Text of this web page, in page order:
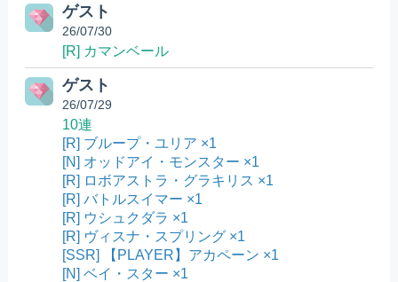
ゲスト
26/07/30
[R] カマンベール
ゲスト
26/07/29
10連
[R] ブループ・ユリア ×1
[N] オッドアイ・モンスター ×1
[R] ロボアストラ・グラキリス ×1
[R] バトルスイマー ×1
[R] ウシュクダラ ×1
[R] ヴィスナ・スプリング ×1
[SSR] 【PLAYER】アカペーン ×1
[N] ベイ・スター ×1